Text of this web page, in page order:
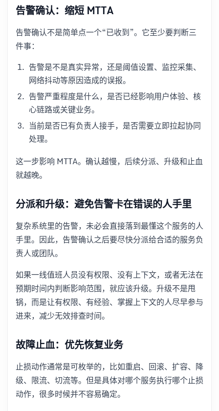
告警确认：缩短 MTTA
告警确认不是简单点一个“已收到”。它至少要判断三
件事：
告警是不是真实异常，还是阈值设置、监控采集、
网络抖动等原因造成的误报。
告警严重程度是什么，是否已经影响用户体验、核
心链路或关键业务。
当前是否已有负责人接手，是否需要立即拉起协同
处理。
这一步影响 MTTA。确认越慢，后续分派、升级和止血
就越晚。
分派和升级：避免告警卡在错误的人手里
复杂系统里的告警，未必会直接落到最懂这个服务的人
手里。因此，告警确认之后要尽快分派给合适的服务负
责人或团队。
如果一线值班人员没有权限、没有上下文，或者无法在
预期时间内判断影响范围，就应该升级。升级不是甩
锅，而是让有权限、有经验、掌握上下文的人尽早参与
进来，减少无效排查时间。
故障止血：优先恢复业务
止损动作通常是可枚举的，比如重启、回滚、扩容、降
级、限流、切流等。但是具体对哪个服务执行哪个止损
动作，很多时候并不容易确定。